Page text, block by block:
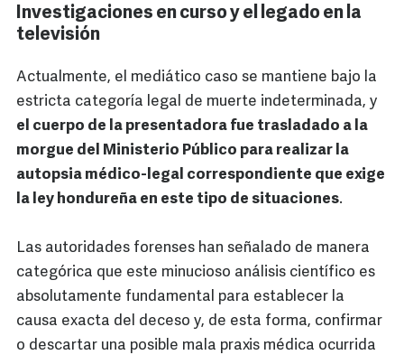
Investigaciones en curso y el legado en la
televisión
Actualmente, el mediático caso se mantiene bajo la
estricta categoría legal de muerte indeterminada, y
el cuerpo de la presentadora fue trasladado a la
morgue del Ministerio Público para realizar la
autopsia médico-legal correspondiente que exige
la ley hondureña en este tipo de situaciones.
Las autoridades forenses han señalado de manera
categórica que este minucioso análisis científico es
absolutamente fundamental para establecer la
causa exacta del deceso y, de esta forma, confirmar
o descartar una posible mala praxis médica ocurrida